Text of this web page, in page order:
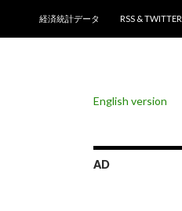
経済統計データ
RSS & TWITTER
English version
AD